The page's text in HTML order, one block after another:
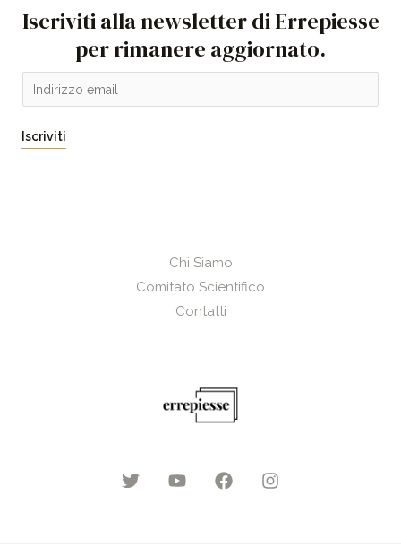
Iscriviti alla newsletter di Errepiesse
per rimanere aggiornato.
m
a
i
Iscriviti
Chi Siamo
Comitato Scientifico
Contatti